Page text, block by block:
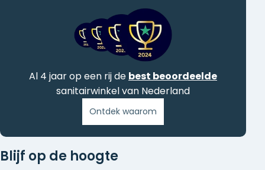
Blijf op de hoogte
Al 4 jaar op een rij de best beoordeelde
sanitairwinkel van Nederland
Ontdek waarom